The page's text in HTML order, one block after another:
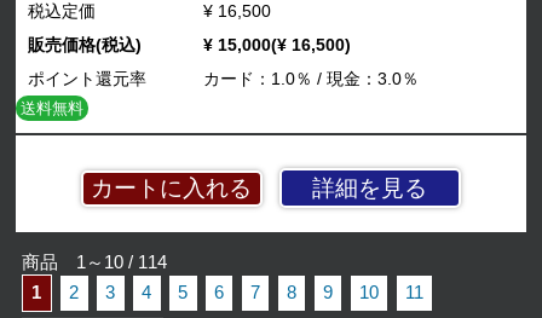
詳細を見る
税込定価
¥ 16,500
販売価格(税込)
¥ 15,000(¥ 16,500)
ポイント還元率
カード：1.0％ / 現金：3.0％
送料無料
商品 1～10 / 114
1
2 3 4 5 6 7 8 9 10 11